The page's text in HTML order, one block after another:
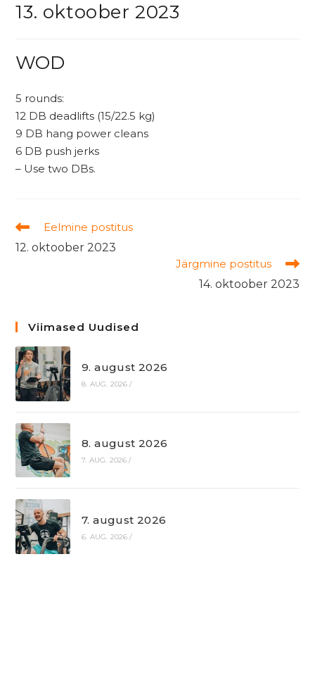
13. oktoober 2023
WOD
5 rounds:
12 DB deadlifts (15/22.5 kg)
9 DB hang power cleans
6 DB push jerks
– Use two DBs.
Read
more
articles
Eelmine postitus
12. oktoober 2023
Järgmine postitus
14. oktoober 2023
Viimased Uudised
9. august 2026
8. AUG. 2026 /
8. august 2026
7. AUG. 2026 /
7. august 2026
6. AUG. 2026 /